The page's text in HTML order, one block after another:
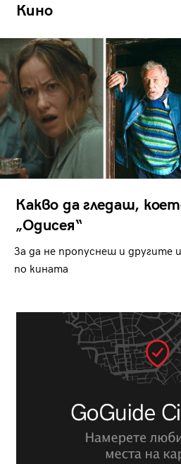
Кино
Какво да гледаш,
„Одисея“
За да не пропуснеш и другите
по кината